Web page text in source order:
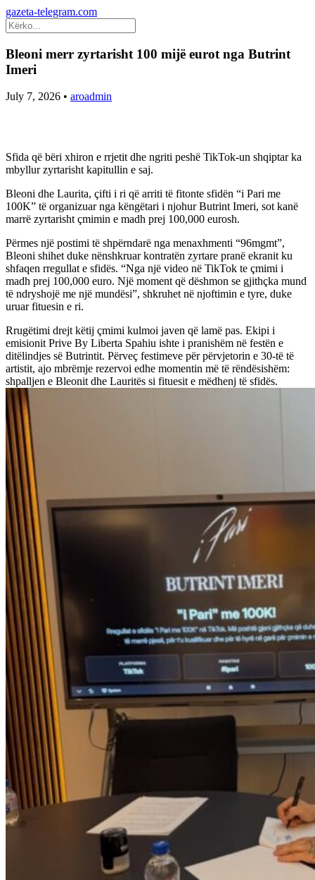
gazeta-telegram.com
Bleoni merr zyrtarisht 100 mijë eurot nga Butrint
Imeri
July 7, 2026 • aroadmin
Sfida që bëri xhiron e rrjetit dhe ngriti peshë TikTok-un shqiptar ka
mbyllur zyrtarisht kapitullin e saj.
Bleoni dhe Laurita, çifti i ri që arriti të fitonte sfidën “i Pari me
100K” të organizuar nga këngëtari i njohur Butrint Imeri, sot kanë
marrë zyrtarisht çmimin e madh prej 100,000 eurosh.
Përmes një postimi të shpërndarë nga menaxhmenti “96mgmt”,
Bleoni shihet duke nënshkruar kontratën zyrtare pranë ekranit ku
shfaqen rregullat e sfidës. “Nga një video në TikTok te çmimi i
madh prej 100,000 euro. Një moment që dëshmon se gjithçka mund
të ndryshojë me një mundësi”, shkruhet në njoftimin e tyre, duke
uruar fituesin e ri.
Rrugëtimi drejt këtij çmimi kulmoi javen që lamë pas. Ekipi i
emisionit Prive By Liberta Spahiu ishte i pranishëm në festën e
ditëlindjes së Butrintit. Përveç festimeve për përvjetorin e 30-të të
artistit, ajo mbrëmje rezervoi edhe momentin më të rëndësishëm:
shpalljen e Bleonit dhe Lauritës si fituesit e mëdhenj të sfidës.